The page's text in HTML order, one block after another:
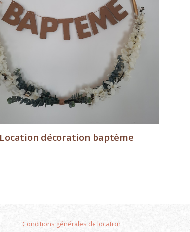
Location décoration baptême
Conditions générales de location